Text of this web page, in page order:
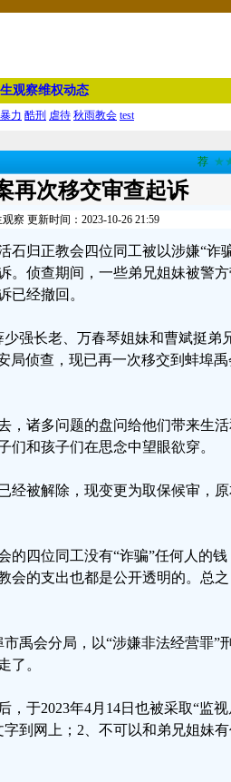
观察维权动态
暴力 酷刑 虐待 秋雨教会 test
荐
再次移交审查起诉
察 更新时间：2023-10-26 21:59
石归正教会四位同工被以涉嫌“诈
侦查期间，一些弟兄姐妹被警方
已经撤回。
强长老、万春琴姐妹和曹斌挺弟
局侦查，现已再一次移交到蚌埠
，诸多问题的盘问给他们带来生
和孩子们在思念中望眼欲穿。
经被解除，现变更为取保候审，
的四位同工没有“诈骗”任何人的
会的支出也都是公开透明的。总
禹会分局，以“涉嫌非法经营罪”
了。
于2023年4月14日也被采取“监
到网上；2、不可以和弟兄姐妹有